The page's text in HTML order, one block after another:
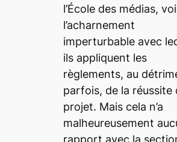
l’École des médias,
l’acharnement
imperturbable avec
ils appliquent les
règlements, au
parfois, de la réussite
projet. Mais cela n’a
malheureusement